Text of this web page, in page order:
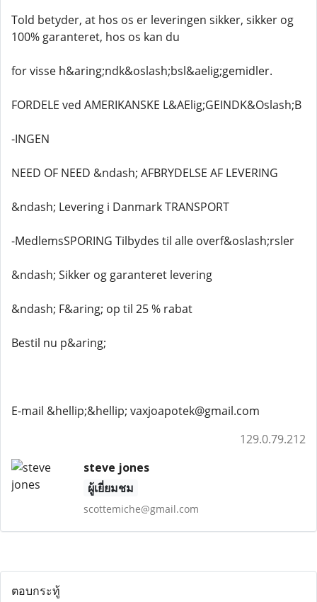
Told betyder, at hos os er leveringen sikker, sikker og
100% garanteret, hos os kan du
for visse h&aring;ndk&oslash;bsl&aelig;gemidler.
FORDELE ved AMERIKANSKE L&AElig;GEINDK&Oslash;B
-INGEN
NEED OF NEED &ndash; AFBRYDELSE AF LEVERING
&ndash; Levering i Danmark TRANSPORT
-MedlemsSPORING Tilbydes til alle overf&oslash;rsler
&ndash; Sikker og garanteret levering
&ndash; F&aring; op til 25 % rabat
Bestil nu p&aring;
E-mail &hellip;&hellip; vaxjoapotek@gmail.com
129.0.79.212
steve jones
ผู้เยี่ยมชม
scottemiche@gmail.com
ตอบกระทู้